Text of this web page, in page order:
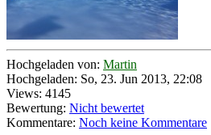
Hochgeladen von: Martin
Hochgeladen: So, 23. Jun 2013, 22:08
Views: 4145
Bewertung: Nicht bewertet
Kommentare: Noch keine Kommentare